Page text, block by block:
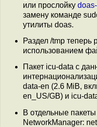
или прослойку
замену команде
утилиты doas.
Раздел /tmp теперь
использованием
Пакет icu-data с
data-en (2.6 MiB,
en_US/GB) и icu-
В отдельные
NetworkManager: